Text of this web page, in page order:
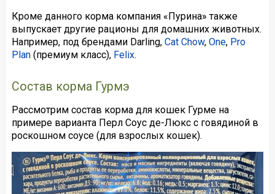
Кроме данного корма компания «Пурина» также
выпускает другие рационы для домашних животных.
Например, под брендами Darling, Cat Chow, One, Pro
Plan(премиум класс), Felix.
Состав корма Гурмэ
Рассмотрим состав корма для кошек Гурме на
примере варианта Перл Соус де-Люкс с говядиной в
роскошном соусе (для взрослых кошек).